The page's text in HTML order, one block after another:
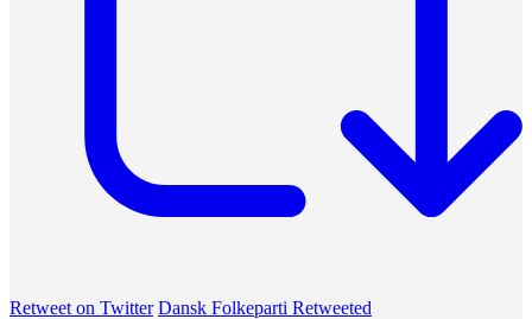
Retweet on Twitter Dansk Folkeparti Retweeted